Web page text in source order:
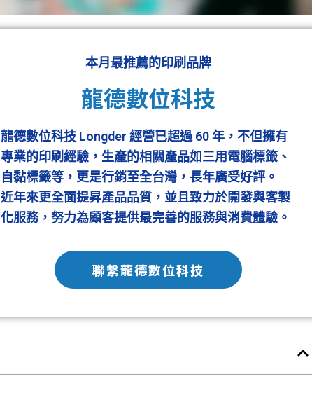
本月最推薦的印刷品牌
龍德數位科技
龍德數位科技 Longder 經營已超過 60 年，不但擁有
專業的印刷經驗，生產的相關產品如三用電腦標籤、
自黏標籤等，更是行銷至全台灣，長年廣受好評。
近年來更全面提昇產品品質，並且致力於開發與客製
化服務，努力為顧客提供最完善的服務與消費體驗。
聯繫龍德數位科技